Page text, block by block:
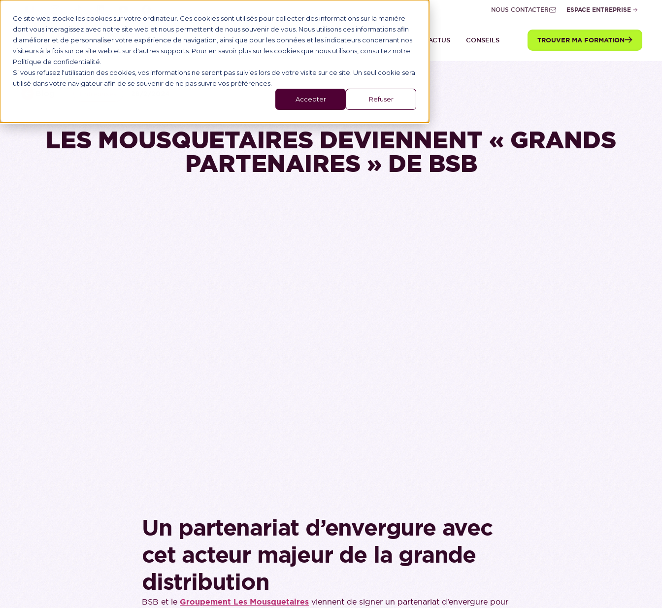
Ce site web stocke les cookies sur votre ordinateur. Ces cookies sont utilisés pour collecter des informations sur la manière
dont vous interagissez avec notre site web et nous permettent de nous souvenir de vous. Nous utilisons ces informations afin
d'améliorer et de personnaliser votre expérience de navigation, ainsi que pour les données et les indicateurs concernant nos
visiteurs à la fois sur ce site web et sur d'autres supports. Pour en savoir plus sur les cookies que nous utilisons, consultez notre
Politique de confidentialité.
Si vous refusez l'utilisation des cookies, vos informations ne seront pas suivies lors de votre visite sur ce site. Un seul cookie sera
utilisé dans votre navigateur afin de se souvenir de ne pas suivre vos préférences.
Accepter Refuser
NOUS CONTACTER ESPACE ENTREPRISE
FORMATIONS L'ÉCOLE ALTERNANCE ÉVÉNEMENTS ACTUS CONSEILS TROUVER MA FORMATION
LES MOUSQUETAIRES DEVIENNENT « GRANDS
PARTENAIRES » DE BSB
Un partenariat d’envergure avec
cet acteur majeur de la grande
distribution
BSB et le Groupement Les Mousquetaires viennent de signer un partenariat d’envergure pour